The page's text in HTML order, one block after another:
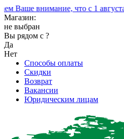
внимание, что с 1 августа
Магазин:
не выбран
Вы рядом с ?
Да
Нет
Способы оплаты
Скидки
Возврат
Вакансии
Юридическим лицам